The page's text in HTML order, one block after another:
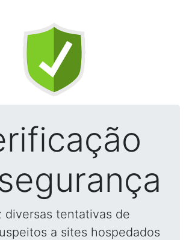
diversas tentativas de
a sites hospedados